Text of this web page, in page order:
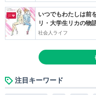
いつでもわたしは前
リ・大学生リカの物
社会人ライフ
注目キーワード